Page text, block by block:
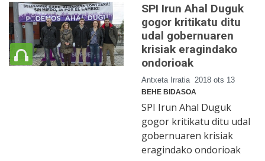
SPI Irun Ahal Duguk
gogor kritikatu ditu
udal gobernuaren
krisiak eragindako
ondorioak
Antxeta Irratia 2018 ots 13
BEHE BIDASOA
SPI Irun Ahal Duguk
gogor kritikatu ditu udal
gobernuaren krisiak
eragindako ondorioak